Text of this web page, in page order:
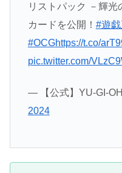
リストパック －輝
カードを公開！ #遊
#OCGhttps://t.co/
pic.twitter.com/
— 【公式】YU-GI-
2024